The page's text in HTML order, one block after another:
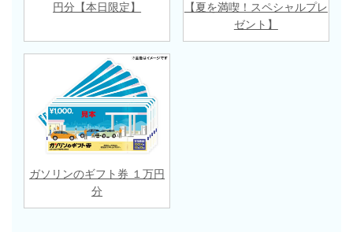
円分【本日限定】
【夏を満喫！スペシャルプレ
ゼント】
ガソリンのギフト券 １万円
分